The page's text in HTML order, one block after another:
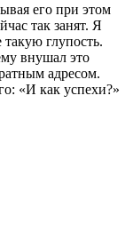
его при этом
так занят. Я
глупость.
внушал это
адресом.
«И как успехи?»